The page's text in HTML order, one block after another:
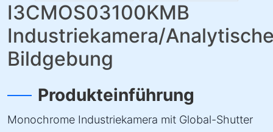
I3CMOS03100KMB
Industriekamera/
Bildgebung
Produkteinführung
Monochrome Industriekamera mit Global-Shutter